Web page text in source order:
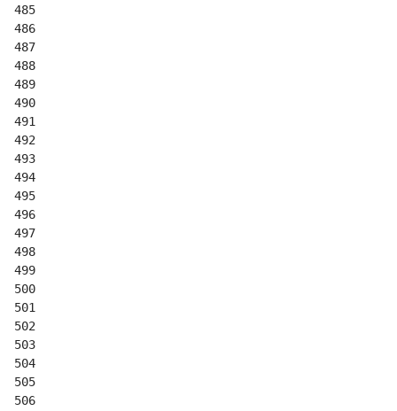
485
486
487
488
489
490
491
492
493
494
495
496
497
498
499
500
501
502
503
504
505
506